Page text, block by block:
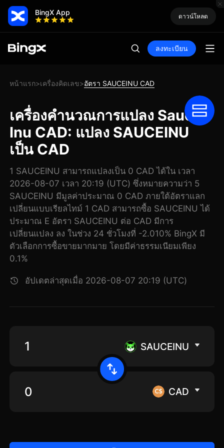
BingX App ดาวน์โหลด
ลงทะเบียน
หน้าแรก>เครื่องคิดเลข>อัตรา SAUCEINU CAD
เครื่องคำนวณการแปลง Sauce
Inu CAD: แปลง SAUCEINU
เป็น CAD
1 SAUCEINU สามารถแปลงเป็น 0 CAD ได้ใน เวลา
2026-08-07 เวลา 20:19 (UTC) ซึ่งหมายความว่า 5
SAUCEINU มีมูลค่าประมาณ 0 CAD ภายใต้อัตราแลก
เปลี่ยนแบบเรียลไทม์ 1 CAD สามารถซื้อ SAUCEINU ได้
ประมาณ E อัตรา SAUCEINU ต่อ CAD มีการ
เปลี่ยนแปลง ลง ในช่วง 24 ชั่วโมงที่ -2.010% BingX มี
ตัวเลือกการซื้อขายมากมาย โดยมีค่าธรรมเนียมเพียง
0.1%
อัปเดตล่าสุดเมื่อ 2026-08-07 20:19 (UTC)
SAUCEINU
CAD